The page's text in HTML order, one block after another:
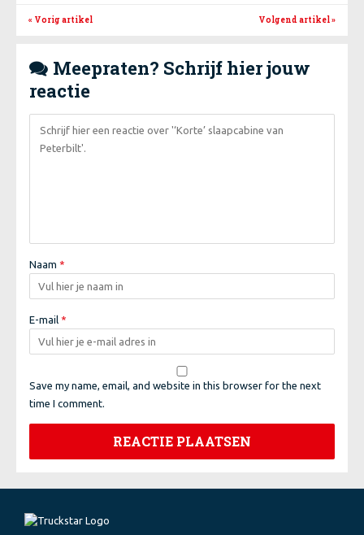
« Vorig artikel Volgend artikel»
 Meepraten? Schrijf hier jouw
reactie
Naam *
E-mail *
Save my name, email, and website in this browser for the next
time I comment.